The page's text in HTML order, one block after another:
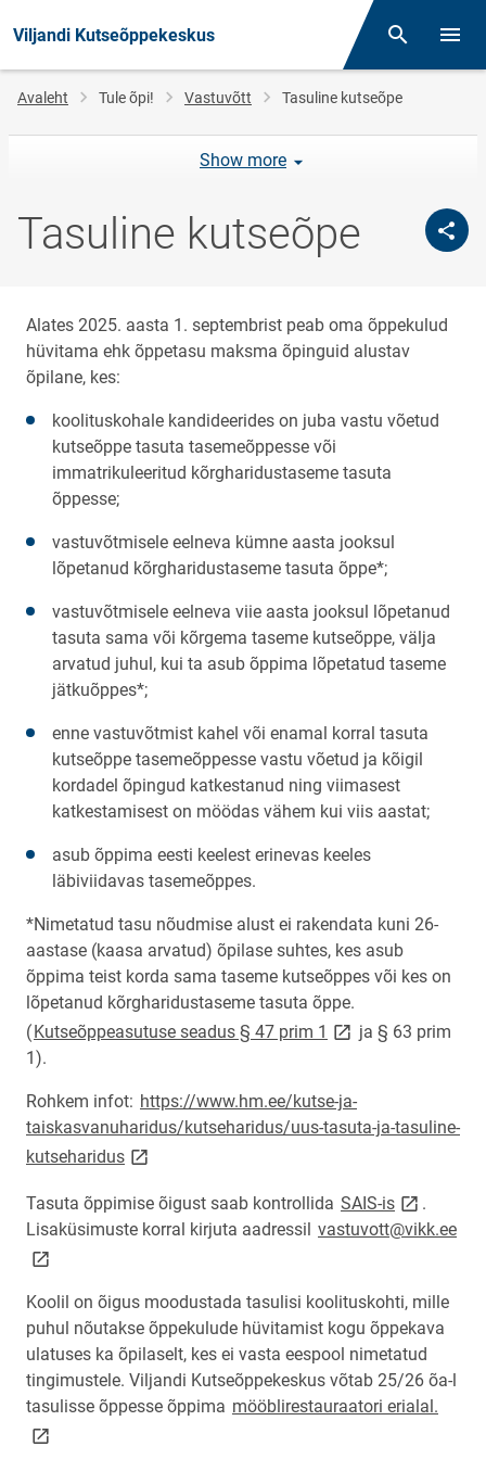
Viljandi Kutseõppekeskus Otsing
Jälglink
Avaleht Tule õpi! Vastuvõtt Tasuline kutseõpe
Tasuline kutseõpe
Show more
Alates 2025. aasta 1. septembrist peab oma õppekulud
hüvitama ehk õppetasu maksma õpinguid alustav
õpilane, kes:
koolituskohale kandideerides on juba vastu võetud
kutseõppe tasuta tasemeõppesse või
immatrikuleeritud kõrgharidustaseme tasuta
õppesse;
vastuvõtmisele eelneva kümne aasta jooksul
lõpetanud kõrgharidustaseme tasuta õppe*;
vastuvõtmisele eelneva viie aasta jooksul lõpetanud
tasuta sama või kõrgema taseme kutseõppe, välja
arvatud juhul, kui ta asub õppima lõpetatud taseme
jätkuõppes*;
enne vastuvõtmist kahel või enamal korral tasuta
kutseõppe tasemeõppesse vastu võetud ja kõigil
kordadel õpingud katkestanud ning viimasest
katkestamisest on möödas vähem kui viis aastat;
asub õppima eesti keelest erinevas keeles
läbiviidavas tasemeõppes.
*Nimetatud tasu nõudmise alust ei rakendata kuni 26-
aastase (kaasa arvatud) õpilase suhtes, kes asub
õppima teist korda sama taseme kutseõppes või kes on
lõpetanud kõrgharidustaseme tasuta õppe.
(Kutseõppeasutuse seadus § 47 prim 1 link opens on new
ja § 63 prim
1).
Rohkem infot: https://www.hm.ee/kutse-ja-
taiskasvanuharidus/kutseharidus/uus-tasuta-ja-tasuline-
kutsehariduslink opens on new page
Tasuta õppimise õigust saab kontrollida SAIS-islink opens
.
Lisaküsimuste korral kirjuta aadressil vastuvott@vikk.eelink
Koolil on õigus moodustada tasulisi koolituskohti, mille
puhul nõutakse õppekulude hüvitamist kogu õppekava
ulatuses ka õpilaselt, kes ei vasta eespool nimetatud
tingimustele. Viljandi Kutseõppekeskus võtab 25/26 õa-l
tasulisse õppesse õppima mööblirestauraatori erialal.